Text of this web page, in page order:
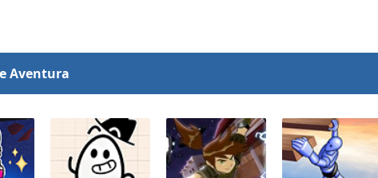
Aventura